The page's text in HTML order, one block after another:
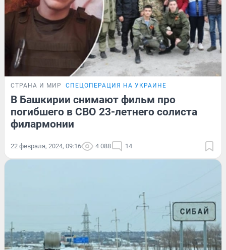
СТРАНА И МИР СПЕЦОПЕРАЦИЯ НА УКРАИНЕ
В Башкирии снимают фильм про
погибшего в СВО 23-летнего солиста
филармонии
22 февраля, 2024, 09:16 4 088 14